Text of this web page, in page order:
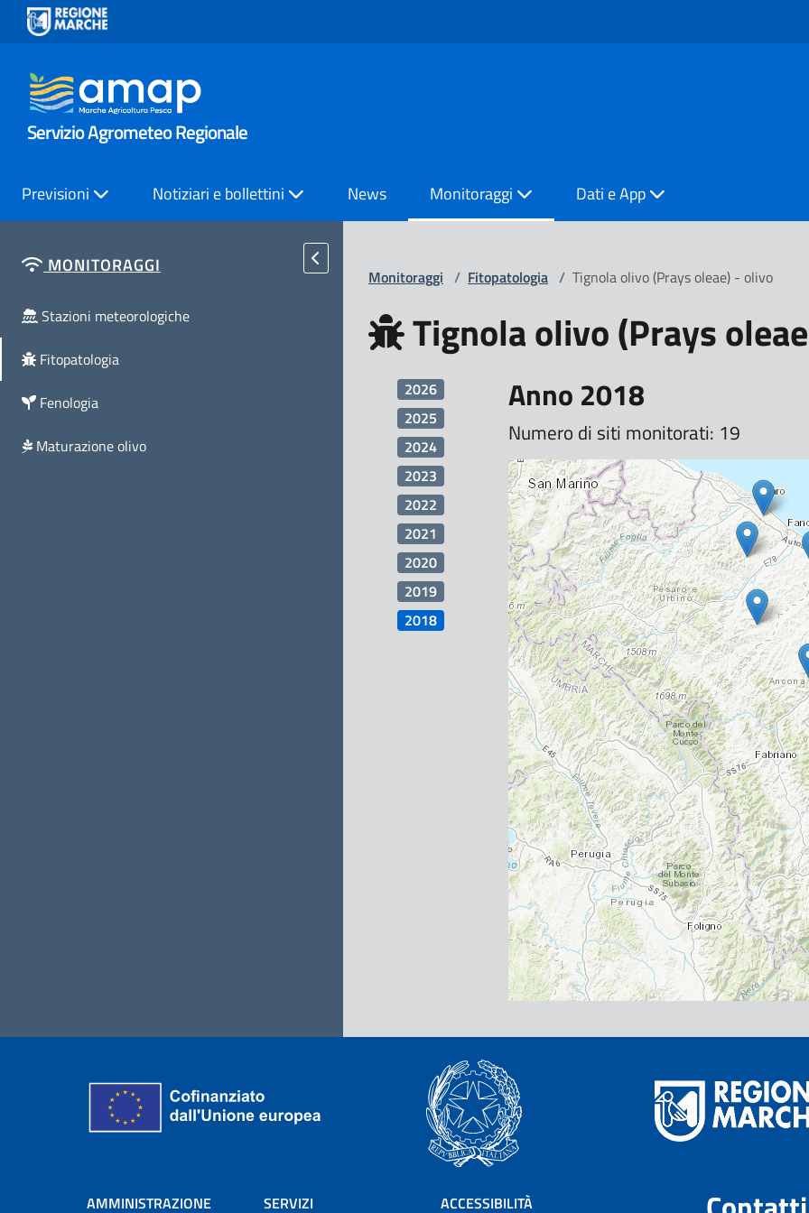
Servizio Agrometeo Regionale
Previsioni Notiziari e bollettini News Monitoraggi Dati e App
MONITORAGGI
Stazioni meteorologiche
Fitopatologia
Fenologia
Maturazione olivo
Monitoraggi / Fitopatologia / Tignola olivo (Prays oleae) - olivo
Tignola olivo (Prays
2026
2025
2024
2023
2022
2021
2020
2019
2018
Anno 2018
Numero di siti monitorati: 19
AMMINISTRAZIONE SERVIZI ACCESSIBILITÀ